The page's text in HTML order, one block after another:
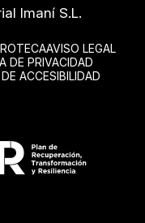
Imaní S.L.
AVISO LEGAL
DE PRIVACIDAD
ACCESIBILIDAD